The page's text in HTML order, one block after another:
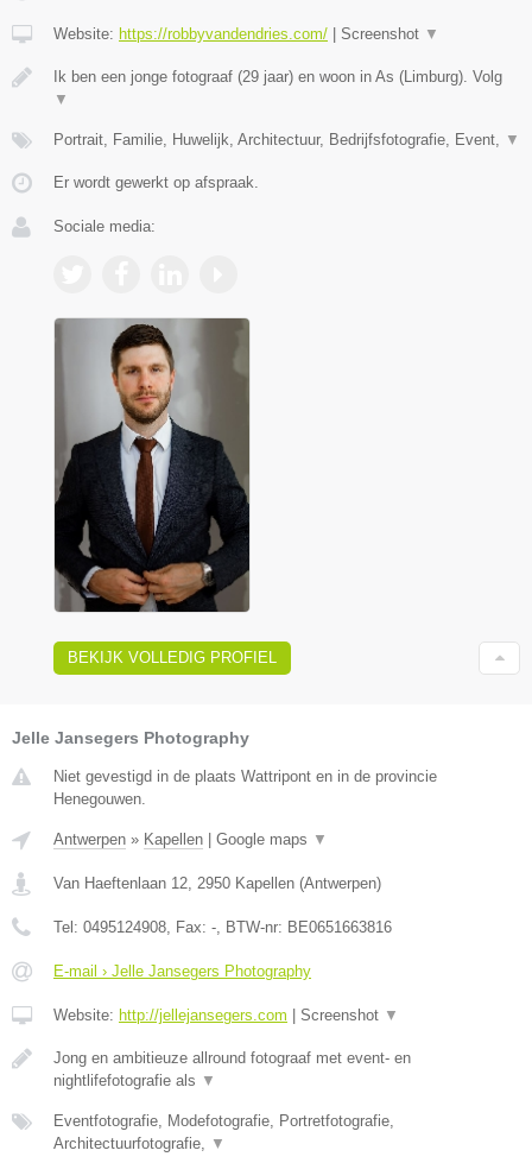
Website: https://robbyvandendries.com/ | Screenshot ▼
Ik ben een jonge fotograaf (29 jaar) en woon in As (Limburg). Volg
▼
Portrait, Familie, Huwelijk, Architectuur, Bedrijfsfotografie, Event, ▼
Er wordt gewerkt op afspraak.
Sociale media:
BEKIJK VOLLEDIG PROFIEL
Jelle Jansegers Photography
Niet gevestigd in de plaats Wattripont en in de provincie
Henegouwen.
Antwerpen » Kapellen | Google maps ▼
Van Haeftenlaan 12 2950 Kapellen (Antwerpen)
Tel: 0495124908 , Fax: - , BTW-nr: BE0651663816
E-mail › Jelle Jansegers Photography
Website: http://jellejansegers.com | Screenshot ▼
Jong en ambitieuze allround fotograaf met event- en
nightlifefotografie als ▼
Eventfotografie, Modefotografie, Portretfotografie,
Architectuurfotografie,
▼